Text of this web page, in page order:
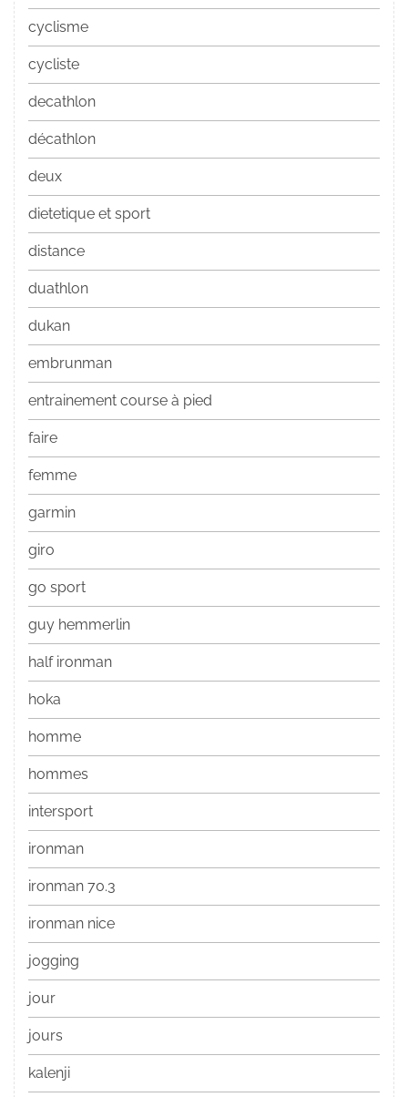
cyclisme
cycliste
decathlon
décathlon
deux
dietetique et sport
distance
duathlon
dukan
embrunman
entrainement course à pied
faire
femme
garmin
giro
go sport
guy hemmerlin
half ironman
hoka
homme
hommes
intersport
ironman
ironman 70.3
ironman nice
jogging
jour
jours
kalenji